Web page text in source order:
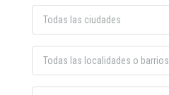
Todas las ciudades
Todas las localidades o barrios